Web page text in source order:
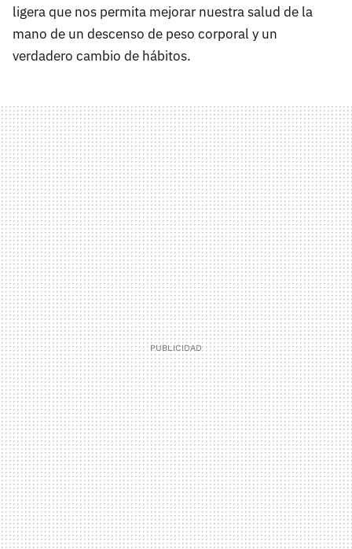
ligera que nos permita mejorar nuestra salud de la
mano de un descenso de peso corporal y un
verdadero cambio de hábitos.